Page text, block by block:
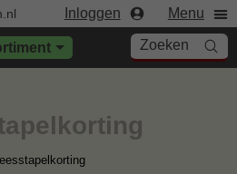
Inloggen Menu
Zoeken